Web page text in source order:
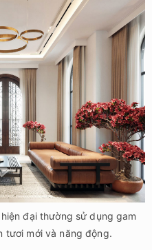
đại thường sử dụng gam
tươi mới và năng động.